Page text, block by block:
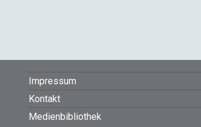
FOOTER
MENU
Impressum
Kontakt
Medienbibliothek